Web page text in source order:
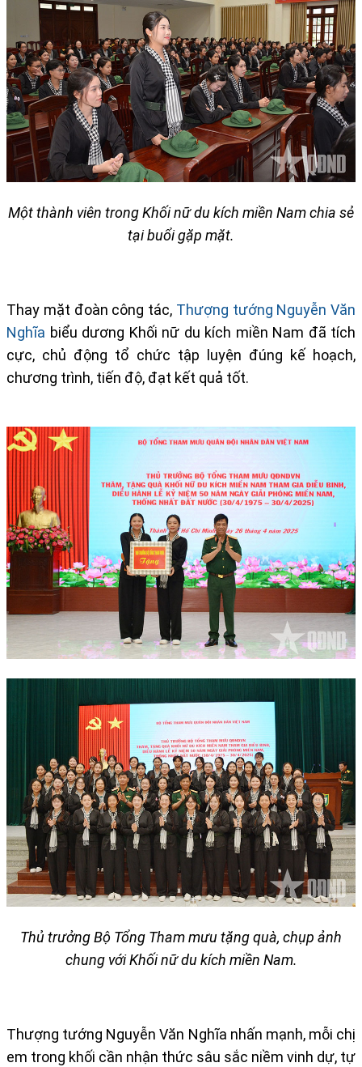
Một thành viên trong Khối nữ du kích miền Nam chia sẻ
tại buổi gặp mặt.
Thay mặt đoàn công tác, Thượng tướng Nguyễn Văn
Nghĩa biểu dương Khối nữ du kích miền Nam đã tích
cực, chủ động tổ chức tập luyện đúng kế hoạch,
chương trình, tiến độ, đạt kết quả tốt.
Thủ trưởng Bộ Tổng Tham mưu tặng quà, chụp ảnh
chung với Khối nữ du kích miền Nam.
Thượng tướng Nguyễn Văn Nghĩa nhấn mạnh, mỗi chị
em trong khối cần nhận thức sâu sắc niềm vinh dự, tự